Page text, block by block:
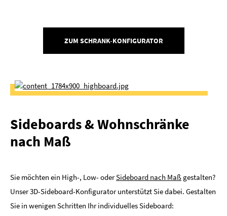
ZUM SCHRANK-KONFIGURATOR
Sideboards & Wohnschränke
nach Maß
Sie möchten ein High-, Low- oderSideboard nach Maß gestalten?
Unser 3D-Sideboard-Konfigurator unterstützt Sie dabei. Gestalten
Sie in wenigen Schritten Ihr individuelles Sideboard: